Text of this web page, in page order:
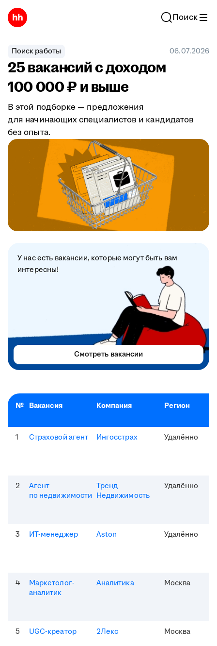
Поиск
Поиск работы 06.07.2026
25 вакансий с доходом
100 000 ₽ и выше
В этой подборке — предложения
для начинающих специалистов и кандидатов
без опыта.
№ Вакансия Компания Регион
1 Страховой агент Ингосстрах Удалённо
2
Агент
по недвижимости
Тренд
Недвижимость
Удалённо
3 ИТ-менеджер Aston Удалённо
4
Маркетолог-
аналитик
Аналитика Москва
5 UGC-креатор 2Лекс Москва
У нас есть вакансии, которые могут быть вам
интересны!
Смотреть вакансии